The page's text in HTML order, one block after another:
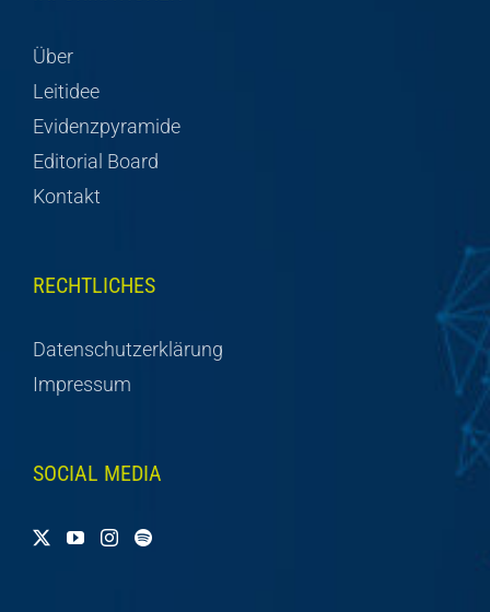
Über
Leitidee
Evidenzpyramide
Editorial Board
Kontakt
RECHTLICHES
Datenschutzerklärung
Impressum
SOCIAL MEDIA